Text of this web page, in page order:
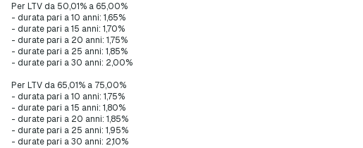
Per LTV da 50,01% a 65,00%
- durata pari a 10 anni: 1,65%
- durate pari a 15 anni: 1,70%
- durate pari a 20 anni: 1,75%
- durate pari a 25 anni: 1,85%
- durate pari a 30 anni: 2,00%
Per LTV da 65,01% a 75,00%
- durata pari a 10 anni: 1,75%
- durate pari a 15 anni: 1,80%
- durate pari a 20 anni: 1,85%
- durate pari a 25 anni: 1,95%
- durate pari a 30 anni: 2,10%